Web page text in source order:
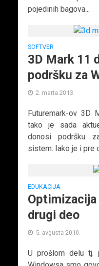
pojedinih bagova...
SOFTVER
3D Mark 11
podršku za
2. marta 2013.
Futuremark-ov 3D
tako je sada
donosi podršku
sistem. Iako je i pre
EDUKACIJA
drugi deo
5. avgusta 2010.
U prošlom delu tj.